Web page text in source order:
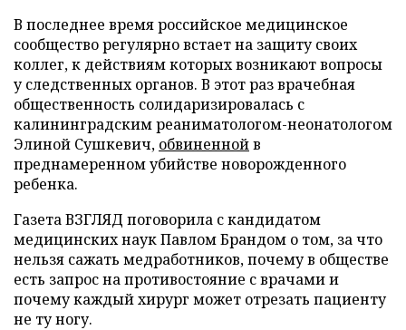
В последнее время российское медицинское
сообщество регулярно встает на защиту своих
коллег, к действиям которых возникают вопросы
у следственных органов. В этот раз врачебная
общественность солидаризировалась с
калининградским реаниматологом-неонатологом
Элиной Сушкевич, обвиненнойв
преднамеренном убийстве новорожденного
ребенка.
Газета ВЗГЛЯД поговорила с кандидатом
медицинских наук Павлом Брандом о том, за что
нельзя сажать медработников, почему в обществе
есть запрос на противостояние с врачами и
почему каждый хирург может отрезать пациенту
не ту ногу.